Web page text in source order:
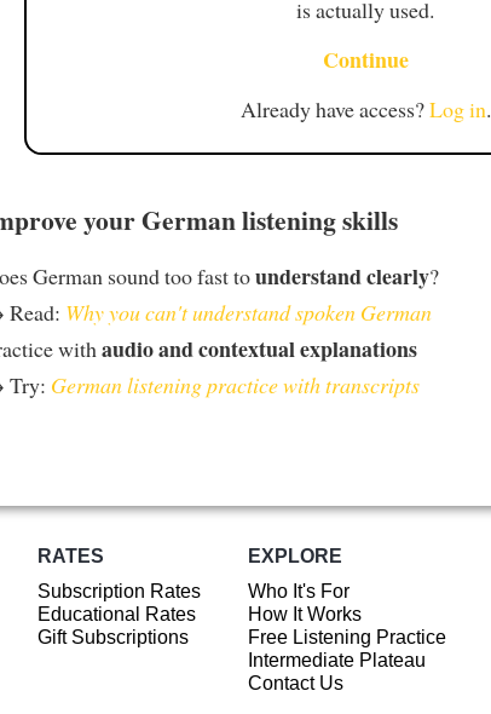
is actually used.
Continue
Already have access?Log in.
your German listening skills
German sound too fast tounderstand clearly?
Why you can't understand spoken German
withaudio and contextual explanations
German listening practice with transcripts
RATES
Subscription Rates
Educational Rates
Gift Subscriptions
EXPLORE
Who It's For
How It Works
Free Listening Practice
Intermediate Plateau
Contact Us